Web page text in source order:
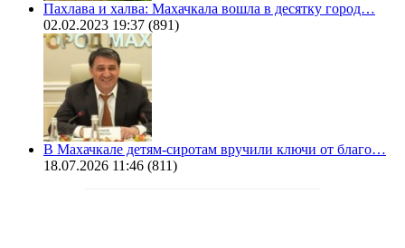
Пахлава и халва: Махачкала вошла в десятку город…
02.02.2023 19:37 (891)
В Махачкале детям-сиротам вручили ключи от благо…
18.07.2026 11:46 (811)